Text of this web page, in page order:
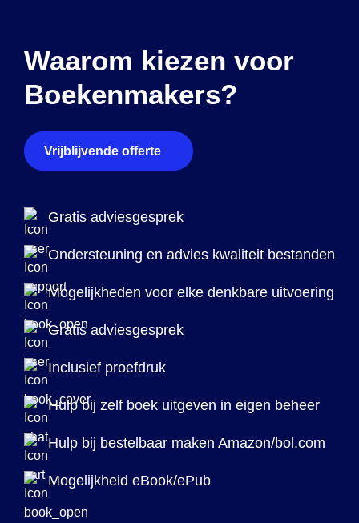
Waarom kiezen voor
Boekenmakers?
Vrijblijvende offerte
Gratis adviesgesprek
Ondersteuning en advies kwaliteit bestanden
Mogelijkheden voor elke denkbare uitvoering
Gratis adviesgesprek
Inclusief proefdruk
Hulp bij zelf boek uitgeven in eigen beheer
Hulp bij bestelbaar maken Amazon/bol.com
Mogelijkheid eBook/ePub